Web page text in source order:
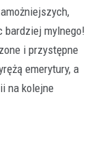
bardziej mylnego!
i przystępne
emerytury, a
na kolejne